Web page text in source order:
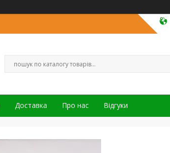
Доставка Про нас Відгуки